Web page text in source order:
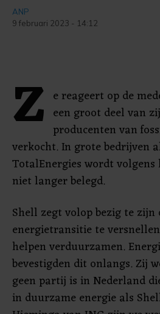
ANP
9 februari 2023 - 14:12
Z e reageert op de
een groot deel van
producenten van
verkocht. In grote bedrijven
TotalEnergies wordt volgens
niet langer belegd.
Shell zegt volop bezig te zijn
energietransitie te
helpen verduurzamen.
bevestigden dit onlangs. Zij
geen partij is in Nederland
in duurzame energie als